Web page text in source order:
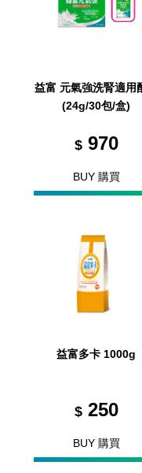
益富 元氣強洗腎適用
(24g/30包/盒)
$970
BUY 購買
益富多卡 1000g
$250
BUY 購買